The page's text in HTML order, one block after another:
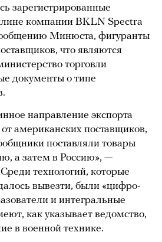
зарегистрированные
компании BKLN Spectra
Минюста, фигуранты
что являются
торговли
документы о типе
направление экспорта
американских поставщиков,
поставляли товары
а затем в Россию», —
технологий, которые
вывезти, были «цифро-
и интегральные
как указывает ведомство,
в военной технике.